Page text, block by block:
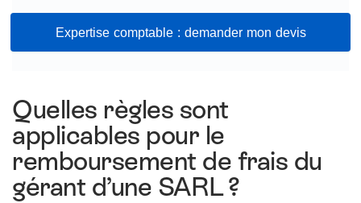
Expertise comptable : demander mon devis
Quelles règles sont
applicables pour le
remboursement de frais du
gérant d’une SARL ?